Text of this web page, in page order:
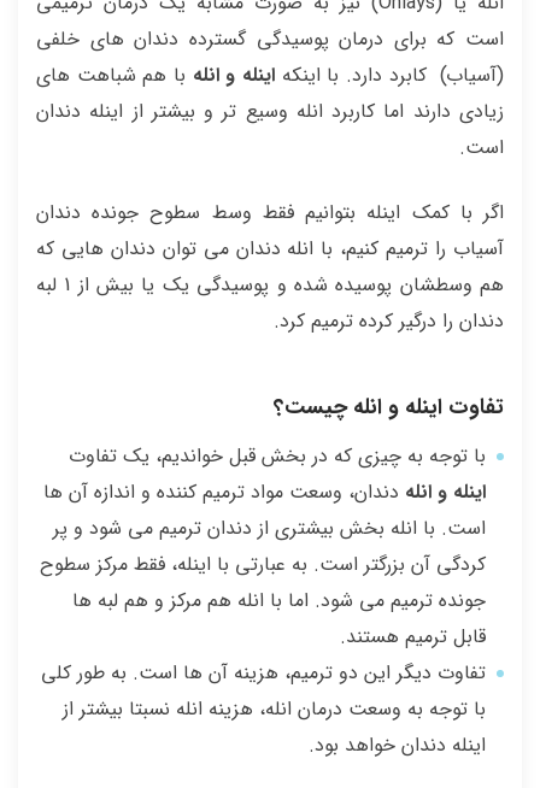
است که برای درمان پوسیدگی گسترده دندان های خلفی
(آسیاب) کابرد دارد. با اینکه اینله و انله با هم شباهت های
زیادی دارند اما کاربرد انله وسیع تر و بیشتر از اینله دندان
است.
اگر با کمک اینله بتوانیم فقط وسط سطوح جونده دندان
آسیاب را ترمیم کنیم، با انله دندان می توان دندان هایی که
هم وسطشان پوسیده شده و پوسیدگی یک یا بیش از 1 لبه
دندان را درگیر کرده ترمیم کرد.
تفاوت اینله و انله چیست؟
با توجه به چیزی که در بخش قبل خواندیم، یک تفاوت
اینله و انله دندان، وسعت مواد ترمیم کننده و اندازه آن ها
است. با انله بخش بیشتری از دندان ترمیم می شود و پر
کردگی آن بزرگتر است. به عبارتی با اینله، فقط مرکز سطوح
جونده ترمیم می شود. اما با انله هم مرکز و هم لبه ها
قابل ترمیم هستند.
تفاوت دیگر این دو ترمیم، هزینه آن ها است. به طور کلی
با توجه به وسعت درمان انله، هزینه انله نسبتا بیشتر از
اینله دندان خواهد بود.